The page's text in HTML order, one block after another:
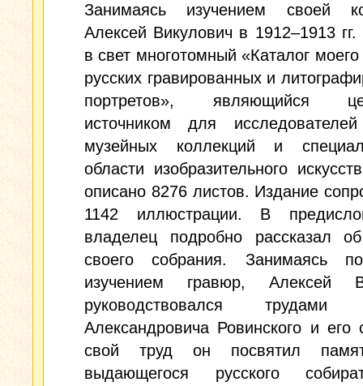
Занимаясь изучением своей
Алексей Викулович в 1912–1913 гг.
в свет многотомный «Каталог
русских гравированных и
портретов», являющийся
источником для
музейных коллекций и
области изобразительного
описано 8276 листов. Издание
1142 иллюстрации. В
владелец подробно рассказал
своего собрания. Занимаясь
изучением гравюр, Алексей
руководствовался трудами
Александровича Ровинского и его
свой труд он посвятил
выдающегося русского